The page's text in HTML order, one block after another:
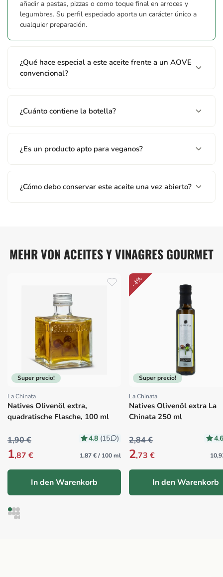
añadir a pastas, pizzas o como toque final en arroces y
legumbres. Su perfil especiado aporta un carácter único a
cualquier preparación.
¿Qué hace especial a este aceite frente a un AOVE
convencional?
¿Cuánto contiene la botella?
¿Es un producto apto para veganos?
¿Cómo debo conservar este aceite una vez abierto?
MEHR VON ACEITES Y VINAGRES GOURMET
Super precio!
Proveedor:
La Chinata
Natives Olivenöl extra,
quadratische Flasche, 100 ml
4.8 (15 )
1,90 €
1,87 € 1,87 € / 100 ml
In den Warenkorb
-4%
Super precio!
Proveedor:
La Chinata
Natives Olivenöl extra La
Chinata 250 ml
2,84 €
2,73 €
In den Warenkorb